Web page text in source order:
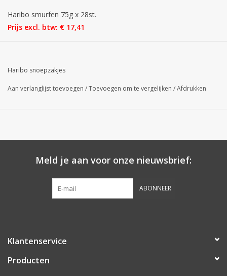
Haribo smurfen 75g x 28st.
Prijs excl. btw: € 17,41
Haribo snoepzakjes
Aan verlanglijst toevoegen /Toevoegen om te vergelijken /Afdrukken
Meld je aan voor onze nieuwsbrief:
ABONNEER
Klantenservice
Producten